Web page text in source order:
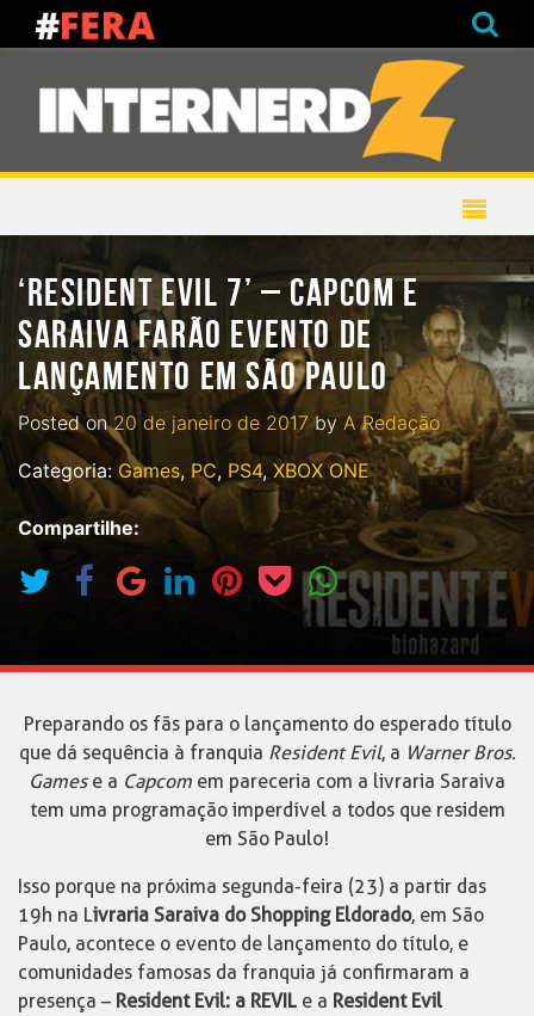
‘RESIDENT EVIL 7’ – CAPCOM E
SARAIVA FARÃO EVENTO DE
LANÇAMENTO EM SÃO PAULO
Posted on20 de janeiro de 2017byA Redação
Categoria: Games, PC, PS4,XBOX ONE
Compartilhe:
Preparando os fãs para o lançamento do esperado título
que dá sequência à franquia Resident Evil, a Warner Bros.
Gamese a Capcom em pareceria com a livraria Saraiva
tem uma programação imperdível a todos que residem
em São Paulo!
Isso porque na próxima segunda-feira (23) a partir das
19h na Livraria Saraiva do Shopping Eldorado, em São
Paulo, acontece o evento de lançamento do título, e
comunidades famosas da franquia já confirmaram a
presença – Resident Evil: a REVIL e a Resident Evil